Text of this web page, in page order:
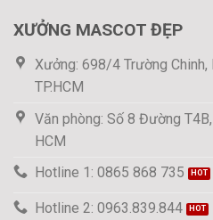
XƯỞNG MASCOT ĐẸP
Xưởng: 698/4 Trường Chinh,
TP.HCM
Văn phòng: Số 8 Đường T4B,
HCM
Hotline 1: 0865 868 735
Hotline 2: 0963.839.844